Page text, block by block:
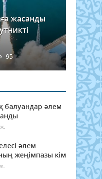
жасанды
95
балуандар әлем
әлем
жеңімпазы кім